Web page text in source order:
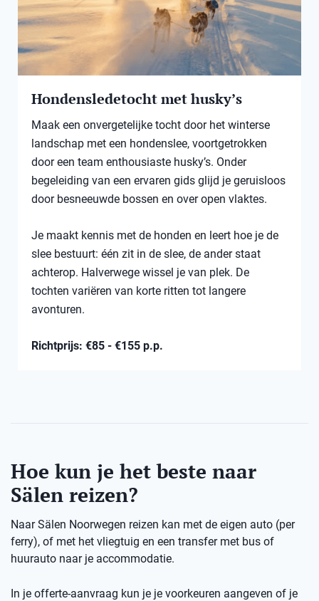
Hondensledetocht met husky’s
Maak een onvergetelijke tocht door het winterse
landschap met een hondenslee, voortgetrokken
door een team enthousiaste husky’s. Onder
begeleiding van een ervaren gids glijd je geruisloos
door besneeuwde bossen en over open vlaktes.
Je maakt kennis met de honden en leert hoe je de
slee bestuurt: één zit in de slee, de ander staat
achterop. Halverwege wissel je van plek. De
tochten variëren van korte ritten tot langere
avonturen.
Richtprijs: €85 - €155 p.p.
Hoe kun je het beste naar
Sälen reizen?
Naar Sälen Noorwegen reizen kan met de eigen auto (per
ferry), of met het vliegtuig en een transfer met bus of
huurauto naar je accommodatie.
In je offerte-aanvraag kun je je voorkeuren aangeven of je